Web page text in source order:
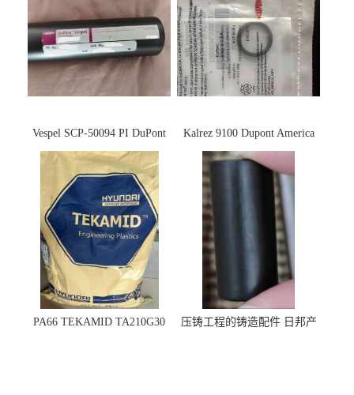
Vespel SCP-50094 PI DuPont
杜邦
Kalrez 9100 Dupont America
杜邦 密封圈 半导体 面板
PA66 TEKAMID TA210G30
压铸工程的铸造配件 日邦产